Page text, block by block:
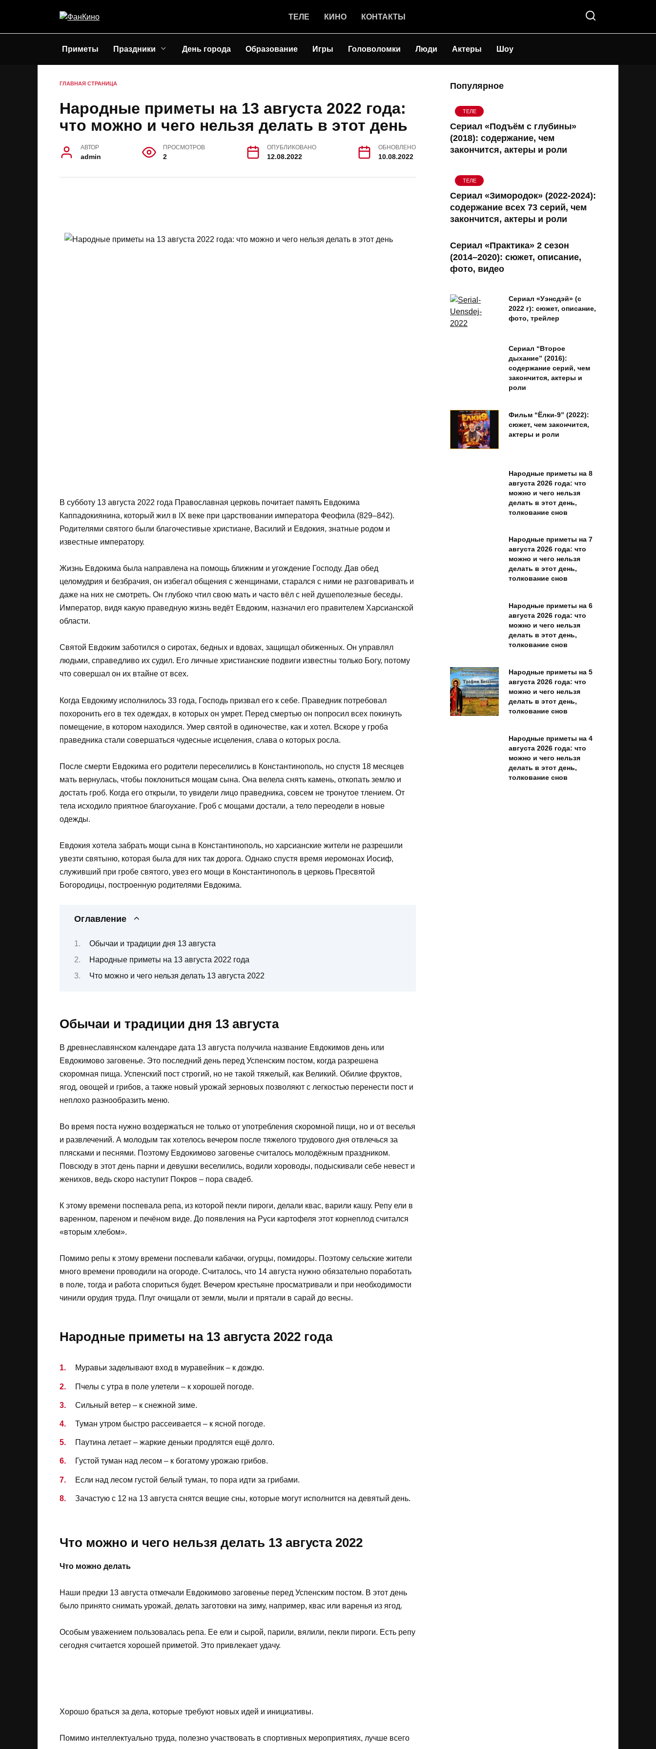
ТЕЛЕ КИНО КОНТАКТЫ
Приметы Праздники День города Образование Игры Головоломки Люди Актеры Шоу
ГЛАВНАЯ СТРАНИЦА
Народные приметы на 13 августа 2022 года:
что можно и чего нельзя делать в этот день
АВТОР
admin
ПРОСМОТРОВ
2
ОПУБЛИКОВАНО
12.08.2022
ОБНОВЛЕНО
10.08.2022
В субботу 13 августа 2022 года Православная церковь почитает память Евдокима
Каппадокиянина, который жил в IX веке при царствовании императора Феофила (829–842).
Родителями святого были благочестивые христиане, Василий и Евдокия, знатные родом и
известные императору.
Жизнь Евдокима была направлена на помощь ближним и угождение Господу. Дав обед
целомудрия и безбрачия, он избегал общения с женщинами, старался с ними не разговаривать и
даже на них не смотреть. Он глубоко чтил свою мать и часто вёл с ней душеполезные беседы.
Император, видя какую праведную жизнь ведёт Евдоким, назначил его правителем Харсианской
области.
Святой Евдоким заботился о сиротах, бедных и вдовах, защищал обиженных. Он управлял
людьми, справедливо их судил. Его личные христианские подвиги известны только Богу, потому
что совершал он их втайне от всех.
Когда Евдокиму исполнилось 33 года, Господь призвал его к себе. Праведник потребовал
похоронить его в тех одеждах, в которых он умрет. Перед смертью он попросил всех покинуть
помещение, в котором находился. Умер святой в одиночестве, как и хотел. Вскоре у гроба
праведника стали совершаться чудесные исцеления, слава о которых росла.
После смерти Евдокима его родители переселились в Константинополь, но спустя 18 месяцев
мать вернулась, чтобы поклониться мощам сына. Она велела снять камень, откопать землю и
достать гроб. Когда его открыли, то увидели лицо праведника, совсем не тронутое тлением. От
тела исходило приятное благоухание. Гроб с мощами достали, а тело переодели в новые
одежды.
Евдокия хотела забрать мощи сына в Константинополь, но харсианские жители не разрешили
увезти святыню, которая была для них так дорога. Однако спустя время иеромонах Иосиф,
служивший при гробе святого, увез его мощи в Константинополь в церковь Пресвятой
Богородицы, построенную родителями Евдокима.
Оглавление
Обычаи и традиции дня 13 августа
Народные приметы на 13 августа 2022 года
Что можно и чего нельзя делать 13 августа 2022
Обычаи и традиции дня 13 августа
В древнеславянском календаре дата 13 августа получила название Евдокимов день или
Евдокимово заговенье. Это последний день перед Успенским постом, когда разрешена
скоромная пища. Успенский пост строгий, но не такой тяжелый, как Великий. Обилие фруктов,
ягод, овощей и грибов, а также новый урожай зерновых позволяют с легкостью перенести пост и
неплохо разнообразить меню.
Во время поста нужно воздержаться не только от употребления скоромной пищи, но и от веселья
и развлечений. А молодым так хотелось вечером после тяжелого трудового дня отвлечься за
плясками и песнями. Поэтому Евдокимово заговенье считалось молодёжным праздником.
Повсюду в этот день парни и девушки веселились, водили хороводы, подыскивали себе невест и
женихов, ведь скоро наступит Покров – пора свадеб.
К этому времени поспевала репа, из которой пекли пироги, делали квас, варили кашу. Репу ели в
варенном, пареном и печёном виде. До появления на Руси картофеля этот корнеплод считался
«вторым хлебом».
Помимо репы к этому времени поспевали кабачки, огурцы, помидоры. Поэтому сельские жители
много времени проводили на огороде. Считалось, что 14 августа нужно обязательно поработать
в поле, тогда и работа спориться будет. Вечером крестьяне просматривали и при необходимости
чинили орудия труда. Плуг очищали от земли, мыли и прятали в сарай до весны.
Народные приметы на 13 августа 2022 года
Муравьи заделывают вход в муравейник – к дождю.
Пчелы с утра в поле улетели – к хорошей погоде.
Сильный ветер – к снежной зиме.
Туман утром быстро рассеивается – к ясной погоде.
Паутина летает – жаркие деньки продлятся ещё долго.
Густой туман над лесом – к богатому урожаю грибов.
Если над лесом густой белый туман, то пора идти за грибами.
Зачастую с 12 на 13 августа снятся вещие сны, которые могут исполнится на девятый день.
Что можно и чего нельзя делать 13 августа 2022
Что можно делать
Наши предки 13 августа отмечали Евдокимово заговенье перед Успенским постом. В этот день
было принято снимать урожай, делать заготовки на зиму, например, квас или варенья из ягод.
Особым уважением пользовалась репа. Ее ели и сырой, парили, вялили, пекли пироги. Есть репу
сегодня считается хорошей приметой. Это привлекает удачу.
Хорошо браться за дела, которые требуют новых идей и инициативы.
Помимо интеллектуально труда, полезно участвовать в спортивных мероприятиях, лучше всего
Популярное
ТЕЛЕ
Сериал «Подъём с глубины»
(2018): содержание, чем
закончится, актеры и роли
ТЕЛЕ
Сериал «Зимородок» (2022-2024):
содержание всех 73 серий, чем
закончится, актеры и роли
Сериал «Практика» 2 сезон
(2014–2020): сюжет, описание,
фото, видео
Сериал «Уэнсдэй» (с
2022 г): сюжет, описание,
фото, трейлер
Сериал “Второе
дыхание” (2016):
содержание серий, чем
закончится, актеры и
роли
Фильм “Ёлки-9” (2022):
сюжет, чем закончится,
актеры и роли
Народные приметы на 8
августа 2026 года: что
можно и чего нельзя
делать в этот день,
толкование снов
Народные приметы на 7
августа 2026 года: что
можно и чего нельзя
делать в этот день,
толкование снов
Народные приметы на 6
августа 2026 года: что
можно и чего нельзя
делать в этот день,
толкование снов
Народные приметы на 5
августа 2026 года: что
можно и чего нельзя
делать в этот день,
толкование снов
Народные приметы на 4
августа 2026 года: что
можно и чего нельзя
делать в этот день,
толкование снов